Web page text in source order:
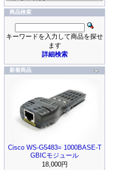
商品検索
キーワードを入力して商品を探せ
ます
詳細検索
新着商品
Cisco WS-G5483= 1000BASE-T
GBICモジュール
18,000円